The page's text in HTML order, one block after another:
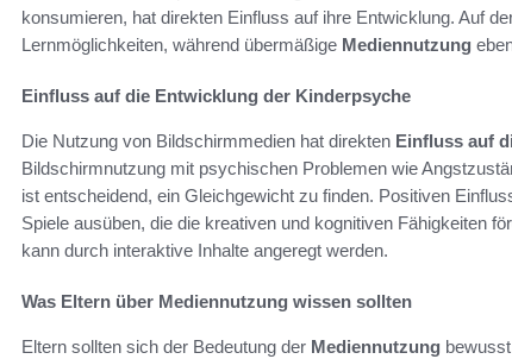
konsumieren, hat direkten Einfluss auf ihre Entwicklung. Auf
Lernmöglichkeiten, während übermäßige Mediennutzung
Einfluss auf die Entwicklung der Kinderpsyche
Die Nutzung von Bildschirmmedien hat direkten Einfluss auf
Bildschirmnutzung mit psychischen Problemen wie
ist entscheidend, ein Gleichgewicht zu finden. Positiven
Spiele ausüben, die die kreativen und kognitiven Fähigkeiten
kann durch interaktive Inhalte angeregt werden.
Was Eltern über Mediennutzung wissen sollten
Eltern sollten sich der Bedeutung der Mediennutzung